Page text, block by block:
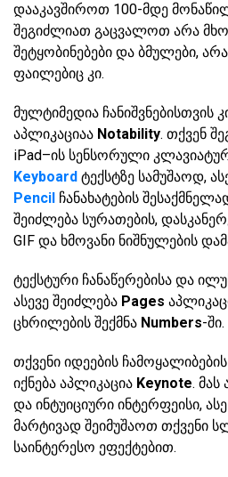
დააკავშიროთ 100-მდე
შეგიძლიათ გაცვალოთ არა
შეტყობინებები და ბმულები,
ფაილებიც კი.
მულტიმედია ჩანიშვნებისთვის
აპლიკაციაა Notability. თქვენ
iPad–ის სენსორული
Keyboard ტექსტზე სამუშაოდ,
Pencil ჩანახატების
შეიძლება სურათების,
GIF და ხმოვანი ნიშნულების
ტექსტური ჩანაწერებისა და
ასევე შეიძლება Pages
ცხრილების შექმნა Numbers-ში.
თქვენი იდეების
იქნება აპლიკაცია Keynote. მას
და ინტუიციური ინტერფეისი,
მარტივად შეიმუშაოთ თქვენი
საინტერესო ეფექტებით.